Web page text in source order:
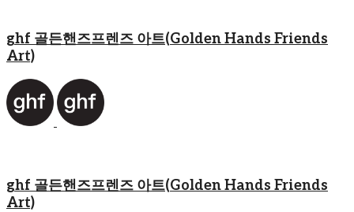
ghf 골든핸즈프렌즈 아트(Golden Hands Friends
Art)
ghf 골든핸즈프렌즈 아트(Golden Hands Friends
Art)